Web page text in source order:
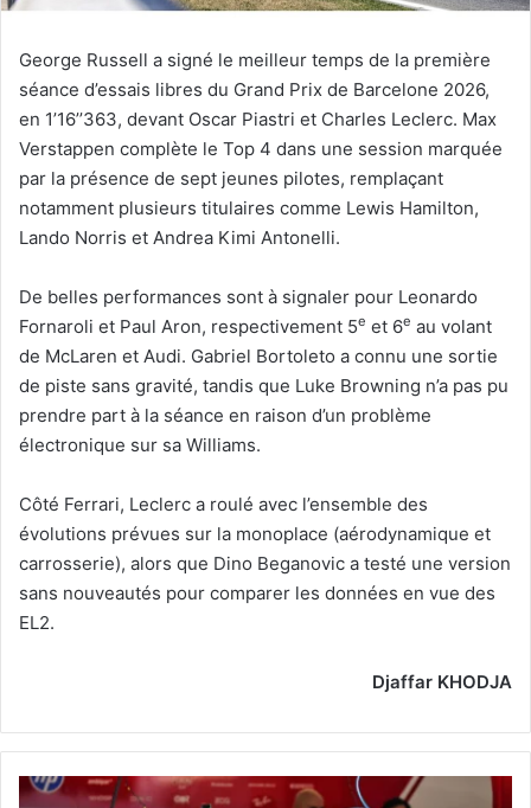
George Russell a signé le meilleur temps de la première
séance d’essais libres du Grand Prix de Barcelone 2026,
en 1’16’’363, devant Oscar Piastri et Charles Leclerc. Max
Verstappen complète le Top 4 dans une session marquée
par la présence de sept jeunes pilotes, remplaçant
notamment plusieurs titulaires comme Lewis Hamilton,
Lando Norris et Andrea Kimi Antonelli.
De belles performances sont à signaler pour Leonardo
Fornaroli et Paul Aron, respectivement 5e et 6e au volant
de McLaren et Audi. Gabriel Bortoleto a connu une sortie
de piste sans gravité, tandis que Luke Browning n’a pas pu
prendre part à la séance en raison d’un problème
électronique sur sa Williams.
Côté Ferrari, Leclerc a roulé avec l’ensemble des
évolutions prévues sur la monoplace (aérodynamique et
carrosserie), alors que Dino Beganovic a testé une version
sans nouveautés pour comparer les données en vue des
EL2.
Djaffar KHODJA
Accord